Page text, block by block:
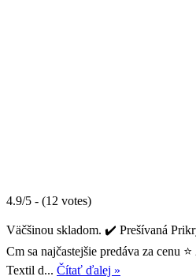
4.9/5 - (12 votes)
Väčšinou skladom. ✔️ Prešívaná
Cm sa najčastejšie predáva za cenu
Textil d... Čítať ďalej »